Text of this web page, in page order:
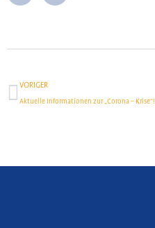
Zurück
VORIGER
Aktuelle Informationen zur „Corona – Krise“!